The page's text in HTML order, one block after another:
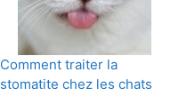
Comment traiter la
stomatite chez les chats